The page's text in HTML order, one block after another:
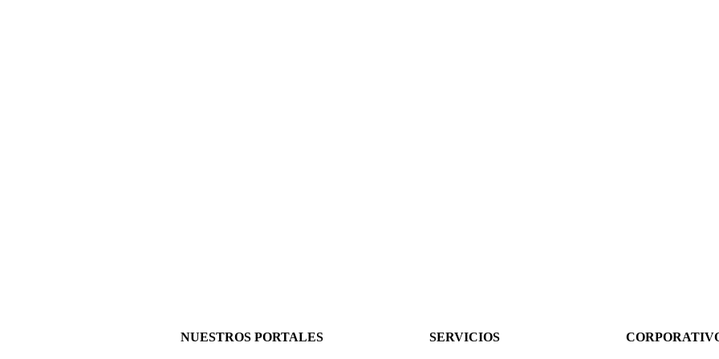
NUESTROS PORTALES SERVICIOS